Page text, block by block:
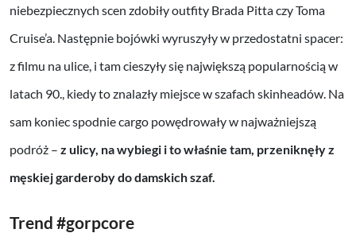
niebezpiecznych scen zdobiły outfity Brada Pitta czy Toma
Cruise’a. Następnie bojówki wyruszyły w przedostatni spacer:
z filmu na ulice, i tam cieszyły się największą popularnością w
latach 90., kiedy to znalazły miejsce w szafach skinheadów. Na
sam koniec spodnie cargo powędrowały w najważniejszą
podróż – z ulicy, na wybiegi i to właśnie tam, przeniknęły z
męskiej garderoby do damskich szaf.
Trend #gorpcore